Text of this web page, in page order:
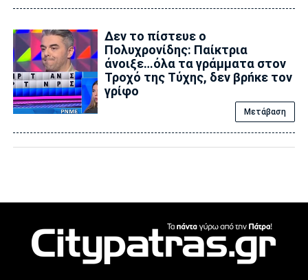
Δεν το πίστευε ο
Πολυχρονίδης: Παίκτρια
άνοιξε…όλα τα γράμματα στον
Τροχό της Tύχης, δεν βρńκε τον
γρίφο
Μετάβαση